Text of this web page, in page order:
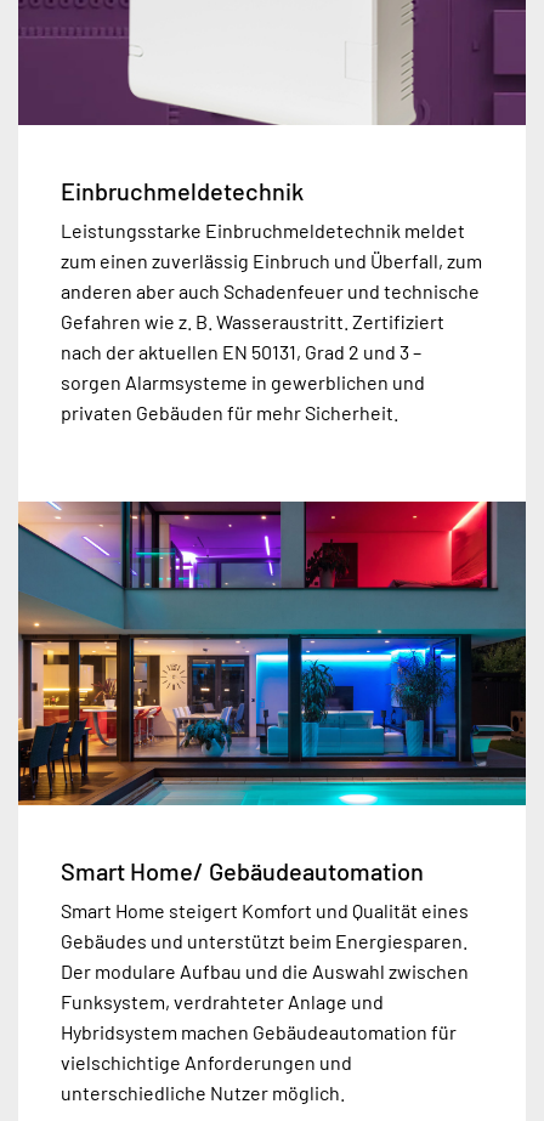
Einbruchmeldetechnik
Leistungsstarke Einbruchmeldetechnik meldet
zum einen zuverlässig Einbruch und Überfall, zum
anderen aber auch Schadenfeuer und technische
Gefahren wie z. B. Wasseraustritt. Zertifiziert
nach der aktuellen EN 50131, Grad 2 und 3 –
sorgen Alarmsysteme in gewerblichen und
privaten Gebäuden für mehr Sicherheit.
Smart Home/ Gebäudeautomation
Smart Home steigert Komfort und Qualität eines
Gebäudes und unterstützt beim Energiesparen.
Der modulare Aufbau und die Auswahl zwischen
Funksystem, verdrahteter Anlage und
Hybridsystem machen Gebäudeautomation für
vielschichtige Anforderungen und
unterschiedliche Nutzer möglich.